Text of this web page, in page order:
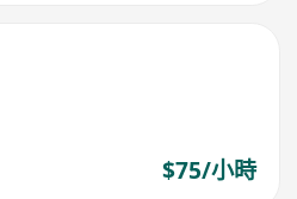
$75/小時